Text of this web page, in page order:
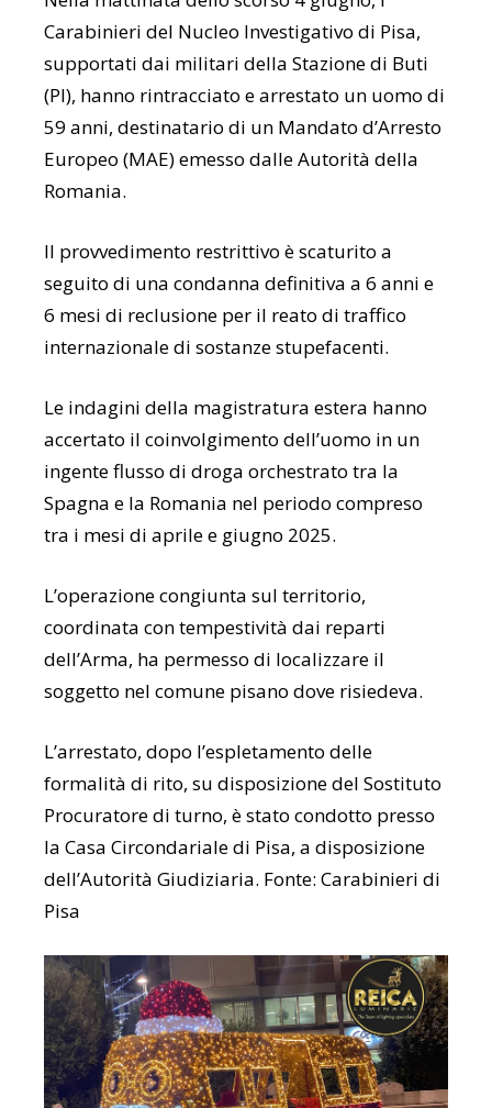
Carabinieri del Nucleo Investigativo di Pisa,
supportati dai militari della Stazione di Buti
(PI), hanno rintracciato e arrestato un uomo di
59 anni, destinatario di un Mandato d’Arresto
Europeo (MAE) emesso dalle Autorità della
Romania.
Il provvedimento restrittivo è scaturito a
seguito di una condanna definitiva a 6 anni e
6 mesi di reclusione per il reato di traffico
internazionale di sostanze stupefacenti.
Le indagini della magistratura estera hanno
accertato il coinvolgimento dell’uomo in un
ingente flusso di droga orchestrato tra la
Spagna e la Romania nel periodo compreso
tra i mesi di aprile e giugno 2025.
L’operazione congiunta sul territorio,
coordinata con tempestività dai reparti
dell’Arma, ha permesso di localizzare il
soggetto nel comune pisano dove risiedeva.
L’arrestato, dopo l’espletamento delle
formalità di rito, su disposizione del Sostituto
Procuratore di turno, è stato condotto presso
la Casa Circondariale di Pisa, a disposizione
dell’Autorità Giudiziaria. Fonte: Carabinieri di
Pisa